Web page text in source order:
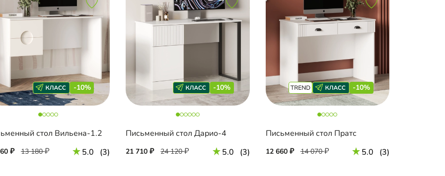
-10%
стол Вильена-1.2
13 180 5.0 (3)
-10%
Письменный стол Дарио-4
21 710 24 120 5.0 (3)
-10%
Письменный стол Пратс
12 660 14 070 5.0 (3)